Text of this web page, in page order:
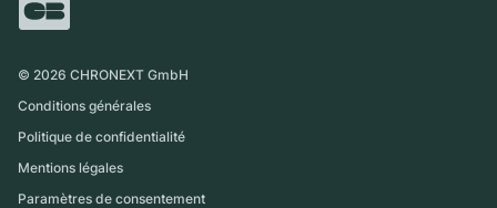
International
Magazine
Retrait sur place
© 2026 CHRONEXT GmbH
Conditions générales
Politique de confidentialité
Mentions légales
Paramètres de consentement